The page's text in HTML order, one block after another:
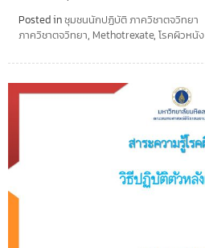
Posted inชุมชนนักปฏิบัติ ภาควิชาตจวิทยา
ภาควิชาตจวิทยา, Methotrexate, โรคผิวหนัง